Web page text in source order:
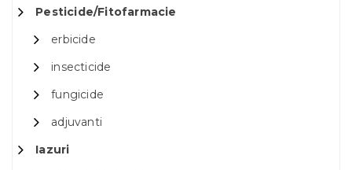
Pesticide/Fitofarmacie
erbicide
insecticide
fungicide
adjuvanti
Iazuri